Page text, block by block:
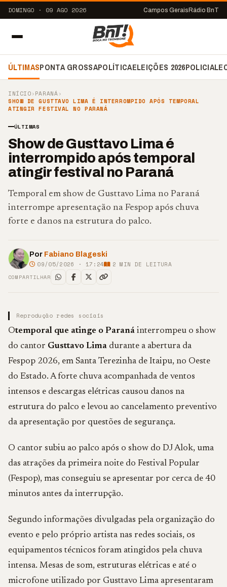
DOMINGO · 09 AGO 2026 Campos Gerais Rádio BnT
ÚLTIMASPONTA GROSSAPOLÍTICAELEIÇÕES 2026POLICIAL
INÍCIO›PARANÁ›
SHOW DE GUSTTAVO LIMA É INTERROMPIDO APÓS TEMPORAL
ATINGIR FESTIVAL NO PARANÁ
ÚLTIMAS
Show de Gusttavo Lima é
interrompido após temporal
atingir festival no Paraná
Temporal em show de Gusttavo Lima no Paraná
interrompe apresentação na Fespop após chuva
forte e danos na estrutura do palco.
Por Fabiano Blageski
09/05/2026 · 17:24 2 MIN DE LEITURA
COMPARTILHAR
Reprodução redes sociais
Otemporal que atinge o Paraná interrompeu o show
do cantor Gusttavo Lima durante a abertura da
Fespop 2026, em Santa Terezinha de Itaipu, no Oeste
do Estado. A forte chuva acompanhada de ventos
intensos e descargas elétricas causou danos na
estrutura do palco e levou ao cancelamento preventivo
da apresentação por questões de segurança.
O cantor subiu ao palco após o show do DJ Alok, uma
das atrações da primeira noite do Festival Popular
(Fespop), mas conseguiu se apresentar por cerca de 40
minutos antes da interrupção.
Segundo informações divulgadas pela organização do
evento e pelo próprio artista nas redes sociais, os
equipamentos técnicos foram atingidos pela chuva
intensa. Mesas de som, estruturas elétricas e até o
microfone utilizado por Gusttavo Lima apresentaram